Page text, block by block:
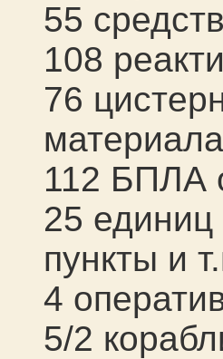
55
108
76
112 БПЛА
25
пункты и
4
5/2